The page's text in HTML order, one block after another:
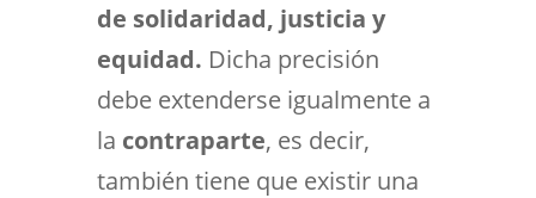
de solidaridad, justicia y
equidad. Dicha precisión
debe extenderse igualmente a
la contraparte, es decir,
también tiene que existir una